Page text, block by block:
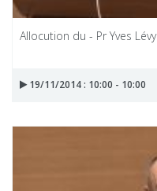
Allocution du - Pr Yves Lévy
19/11/2014 : 10:00 - 10:00